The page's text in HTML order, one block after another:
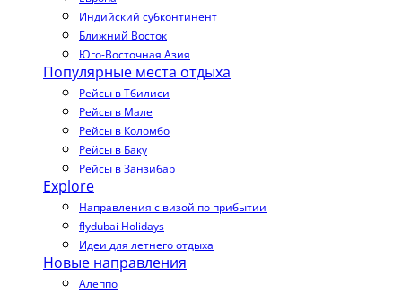
Индийский субконтинент
Ближний Восток
Юго-Восточная Азия
Популярные места отдыха
Рейсы в Тбилиси
Рейсы в Мале
Рейсы в Коломбо
Рейсы в Баку
Рейсы в Занзибар
Explore
Направления с визой по прибытии
flydubai Holidays
Идеи для летнего отдыха
Новые направления
Алеппо